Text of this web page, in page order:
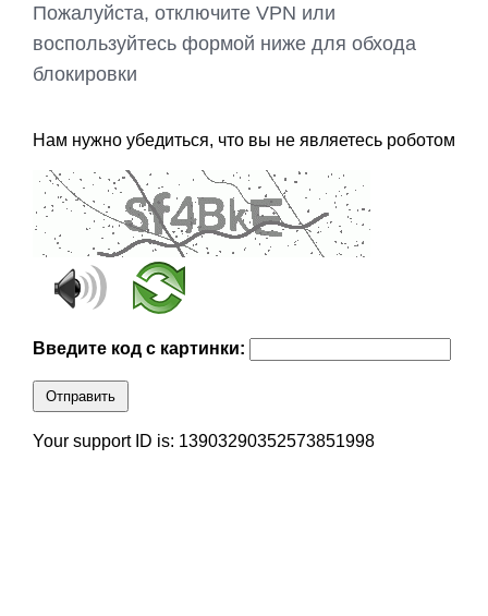
Пожалуйста, отключите VPN или
воспользуйтесь формой ниже для обхода
блокировки
Нам нужно убедиться, что вы не являетесь роботом
Введите код с картинки:
Отправить
Your support ID is: 13903290352573851998